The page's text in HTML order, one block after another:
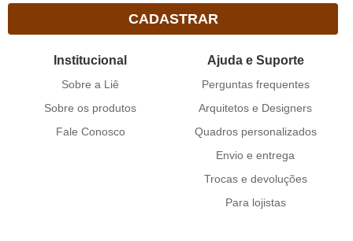
CADASTRAR
Institucional
Sobre a Liê
Sobre os produtos
Fale Conosco
Ajuda e Suporte
Perguntas frequentes
Arquitetos e Designers
Quadros personalizados
Envio e entrega
Trocas e devoluções
Para lojistas